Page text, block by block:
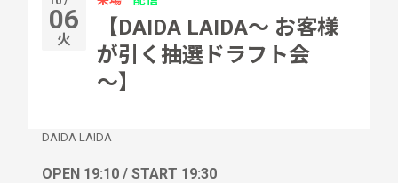
06
火
【DAIDA LAIDA〜 お客様
が引く抽選ドラフト会
〜】
DAIDA LAIDA
OPEN 19:10 / START 19:30